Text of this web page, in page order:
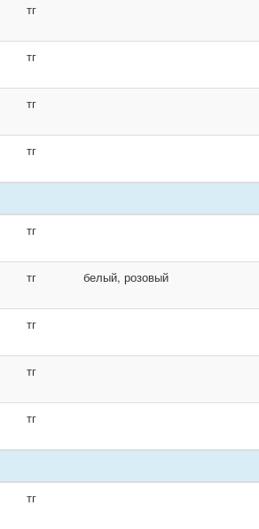
тг
тг
тг
тг
тг
тг белый, розовый
тг
тг
тг
тг